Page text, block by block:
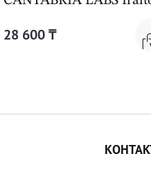
28 600 ₸